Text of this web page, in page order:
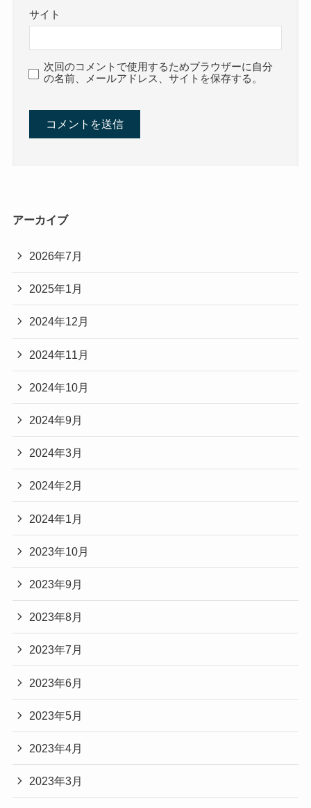
サイト
次回のコメントで使用するためブラウザーに自分
の名前、メールアドレス、サイトを保存する。
アーカイブ
2026年7月
2025年1月
2024年12月
2024年11月
2024年10月
2024年9月
2024年3月
2024年2月
2024年1月
2023年10月
2023年9月
2023年8月
2023年7月
2023年6月
2023年5月
2023年4月
2023年3月